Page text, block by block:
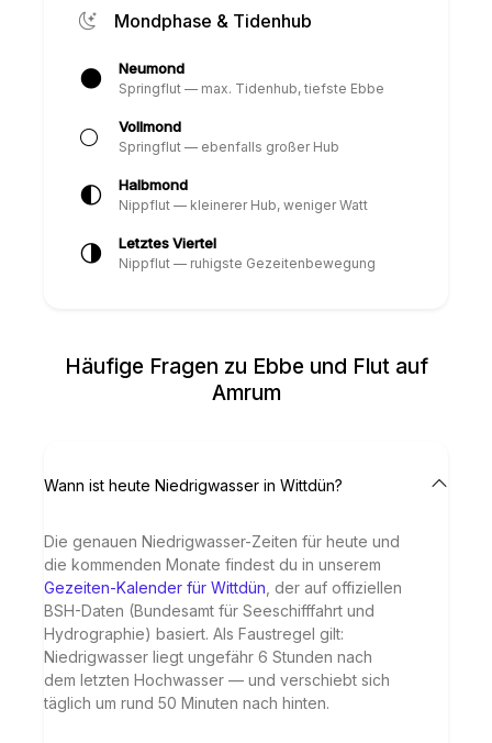
Mondphase & Tidenhub
🌑 Neumond
Springflut — max. Tidenhub, tiefste Ebbe
🌕 Vollmond
Springflut — ebenfalls großer Hub
🌓 Halbmond
Nippflut — kleinerer Hub, weniger Watt
🌗 Letztes Viertel
Nippflut — ruhigste Gezeitenbewegung
Häufige Fragen zu Ebbe und Flut auf
Amrum
Wann ist heute Niedrigwasser in Wittdün?
Die genauen Niedrigwasser-Zeiten für heute und
die kommenden Monate findest du in unserem
Gezeiten-Kalender für Wittdün , der auf offiziellen
BSH-Daten (Bundesamt für Seeschifffahrt und
Hydrographie) basiert. Als Faustregel gilt:
Niedrigwasser liegt ungefähr 6 Stunden nach
dem letzten Hochwasser — und verschiebt sich
täglich um rund 50 Minuten nach hinten.